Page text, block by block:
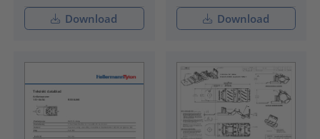
Download Download